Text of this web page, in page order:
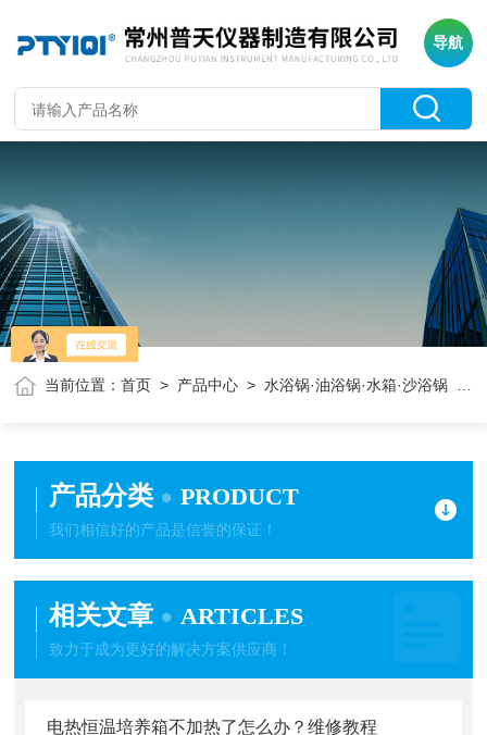
导航
当前位置：首页 > 产品中心 >水浴锅·油浴锅·水箱·沙浴锅
产品分类 PRODUCT
我们相信好的产品是信誉的保证！
相关文章 ARTICLES
致力于成为更好的解决方案供应商！
电热恒温培养箱不加热了怎么办？维修教程